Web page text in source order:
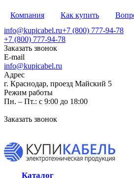
Компания Как купить
info@kupicabel.ru+7 (800) 777-94-78
+7 (800) 777-94-78
Заказать звонок
E-mail
info@kupicabel.ru
Адрес
г. Краснодар, проезд Майский 5
Режим работы
Пн. – Пт.: с 9:00 до 18:00
Заказать звонок
Каталог